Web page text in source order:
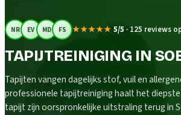
NR EV MD FS ★★★★★ 5/5 · 125 reviews
TAPIJTREINIGING IN
Tapijten vangen dagelijks stof, vuil en
professionele tapijtreiniging haalt het
tapijt zijn oorspronkelijke uitstraling terug in